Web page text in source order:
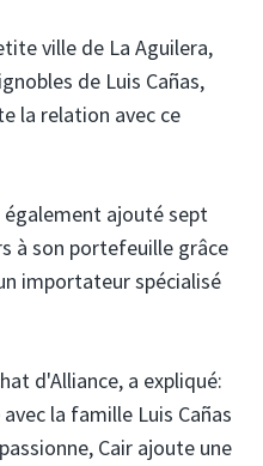
ville de La Aguilera,
de Luis Cañas,
la relation avec ce
également ajouté sept
à son portefeuille grâce
importateur spécialisé
d'Alliance, a expliqué:
la famille Luis Cañas
Cair ajoute une